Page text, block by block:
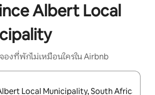
Albert Local
งที่พักไม่เหมือนใครใน Airbnb
ลง หรือใช้การสัมผัสหรือปัด เพื่อสำรวจผลการค้นหา